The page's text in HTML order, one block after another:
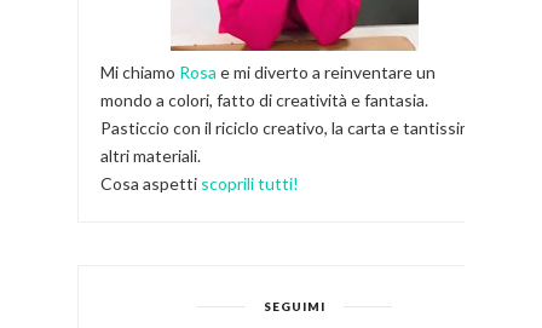
Mi chiamo Rosa e mi diverto a reinventare un
mondo a colori, fatto di creatività e fantasia.
Pasticcio con il riciclo creativo, la carta e tantissimi
altri materiali.
Cosa aspetti scoprili tutti!
SEGUIMI